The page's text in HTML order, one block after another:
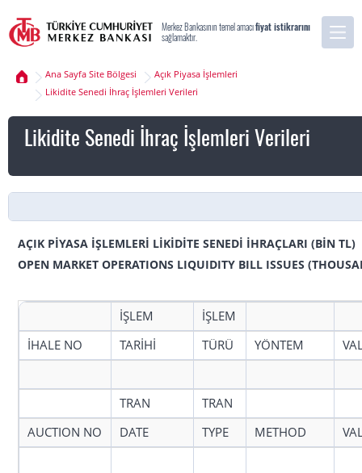
Merkez Bankasının temel amacıfiyat istikrarını
sağlamaktır.
Ana Sayfa Site Bölgesi
Açık Piyasa İşlemleri
Likidite Senedi İhraç İşlemleri Verileri
Likidite Senedi İhraç İşlemleri Verileri
AÇIK PİYASA İŞLEMLERİ LİKİDİTE SENEDİ İHRAÇLARI (BİN TL)
OPEN MARKET OPERATIONS LIQUIDITY BILL ISSUES
İŞLEM
İŞLEM
İHALE NO
TARİHİ TÜRÜ YÖNTEM
TRAN
TRAN
AUCTION NO
DATE TYPE METHOD